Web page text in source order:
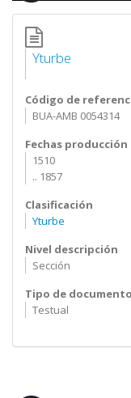
Yturbe
Código de
BUA-AMB 0054314
Fechas producción
1510
.. 1857
Clasificación
Yturbe
Nivel descripción
Sección
Tipo de documento
Testual